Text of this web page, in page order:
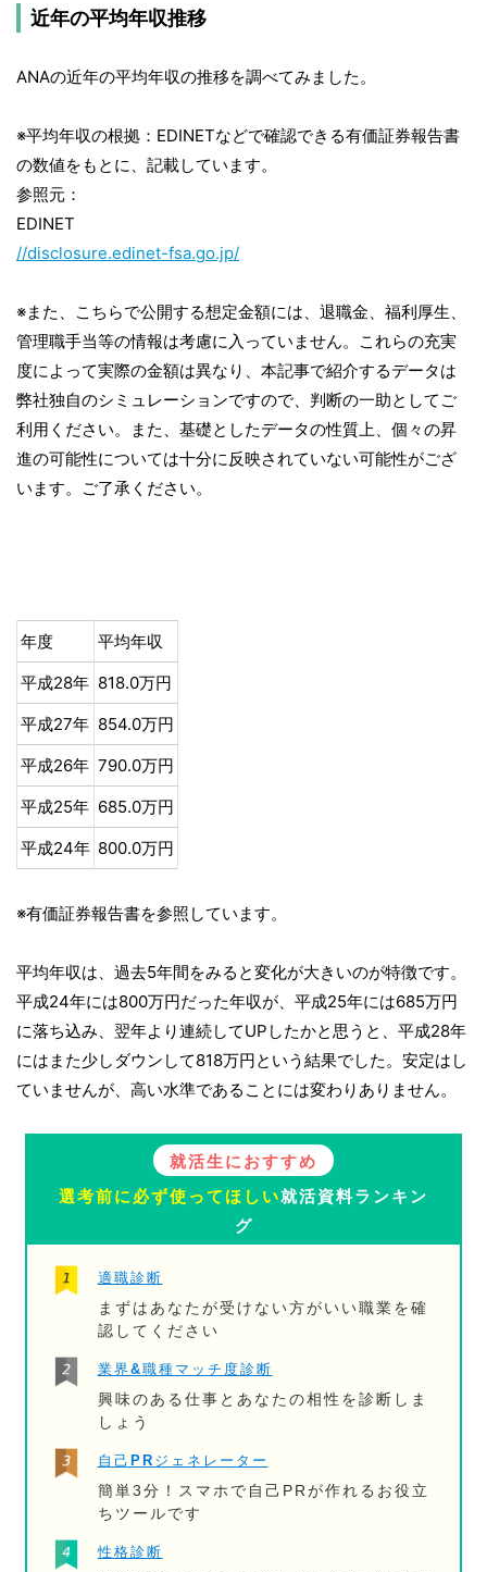
近年の平均年収推移
ANAの近年の平均年収の推移を調べてみました。
※平均年収の根拠：EDINETなどで確認できる有価証券報告書
の数値をもとに、記載しています。
参照元：
EDINET
//disclosure.edinet-fsa.go.jp/
※また、こちらで公開する想定金額には、退職金、福利厚生、
管理職手当等の情報は考慮に入っていません。これらの充実
度によって実際の金額は異なり、本記事で紹介するデータは
弊社独自のシミュレーションですので、判断の一助としてご
利用ください。また、基礎としたデータの性質上、個々の昇
進の可能性については十分に反映されていない可能性がござ
います。ご了承ください。
年度
平均年収
平成28年 818.0万円
平成27年 854.0万円
平成26年 790.0万円
平成25年 685.0万円
平成24年 800.0万円
※有価証券報告書を参照しています。
平均年収は、過去5年間をみると変化が大きいのが特徴です。
平成24年には800万円だった年収が、平成25年には685万円
に落ち込み、翌年より連続してUPしたかと思うと、平成28年
にはまた少しダウンして818万円という結果でした。安定はし
ていませんが、高い水準であることには変わりありません。
就活生におすすめ
選考前に必ず使ってほしい就活資料ランキン
グ
適職診断
まずはあなたが受けない方がいい職業を確
認してください
業界&職種マッチ度診断
興味のある仕事とあなたの相性を診断しま
しょう
自己PRジェネレーター
簡単3分！スマホで自己PRが作れるお役立
ちツールです
性格診断